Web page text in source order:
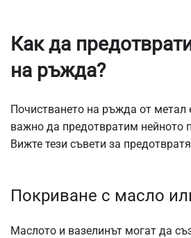
Как да
на ръжда?
Почистването на ръжда от метал
важно да предотвратим нейното
Вижте тези съвети за
Покриване с масло
Маслото и вазелинът могат да